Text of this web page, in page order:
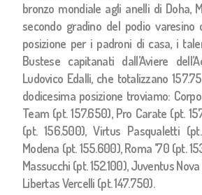
bronzo mondiale agli anelli di Doha,
secondo gradino del podio varesino
posizione per i padroni di casa, i
Bustese capitanati dall’Aviere
Ludovico Edalli, che totalizzano
dodicesima posizione troviamo:
Team (pt. 157.650), Pro Carate (pt.
(pt. 156.500), Virtus Pasqualetti
Modena (pt. 155.600), Roma ’70 (pt.
Massucchi (pt. 152.100), Juventus
Libertas Vercelli (pt. 147.750).